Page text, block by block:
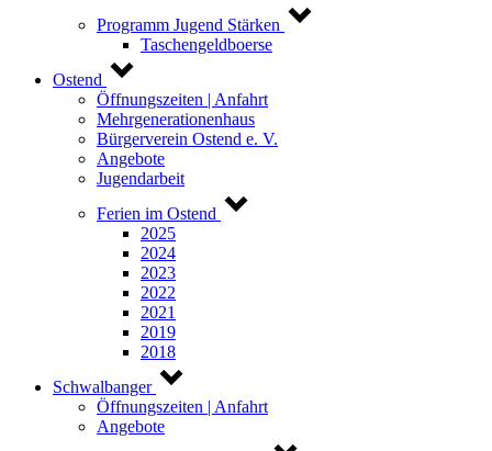
Programm Jugend Stärken
Taschengeldboerse
Ostend
Öffnungszeiten | Anfahrt
Mehrgenerationenhaus
Bürgerverein Ostend e. V.
Angebote
Jugendarbeit
Ferien im Ostend
2025
2024
2023
2022
2021
2019
2018
Schwalbanger
Öffnungszeiten | Anfahrt
Angebote